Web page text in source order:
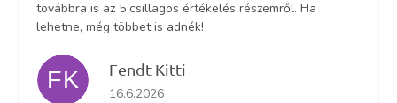
továbbra is az 5 csillagos értékelés részemről. Ha
lehetne, még többet is adnék!
FK Fendt Kitti
Az áruház értékelése 5-ből 5 csillag.
16.6.2026